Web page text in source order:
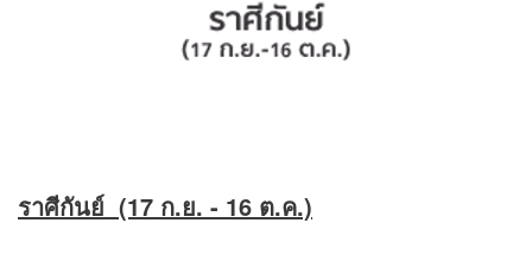
ราศีกันย์ (17 ก.ย. - 16 ต.ค.)